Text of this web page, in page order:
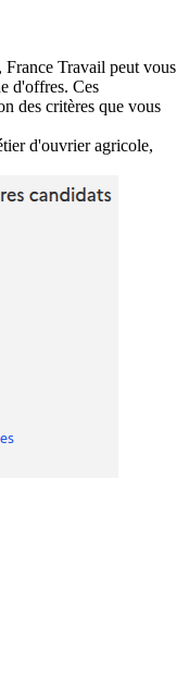
France Travail peut vous
d'offres. Ces
des critères que vous
d'ouvrier agricole,